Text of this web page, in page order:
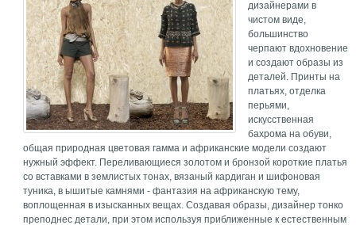
дизайнерами в
чистом виде,
большинство
черпают вдохновение
и создают образы из
деталей. Принты на
платьях, отделка
перьями,
искусственная
бахрома на обуви,
общая природная цветовая гамма и африканские модели создают
нужный эффект. Переливающиеся золотом и бронзой короткие платья
со вставками в землистых тонах, вязаный кардиган и шифоновая
туника, в ышитые камнями - фантазия на африканскую тему,
воплощенная в изысканных вещах. Создавая образы, дизайнер тонко
преподнес детали, при этом используя приближенные к естественным